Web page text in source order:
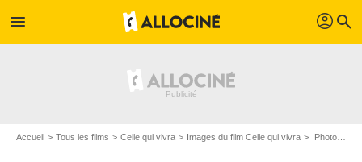
menu profil search
Accueil Tous les films Celle qui vivra Images du film Celle qui vivra Photo du film Celle qui vivra - Photo 2